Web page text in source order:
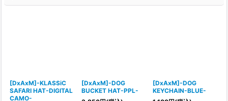
[DxAxM]-KLASSiC
SAFARI HAT-DIGITAL
CAMO-
[DxAxM]-DOG
BUCKET HAT-PPL-
[DxAxM]-DOG
KEYCHAIN-BLUE-